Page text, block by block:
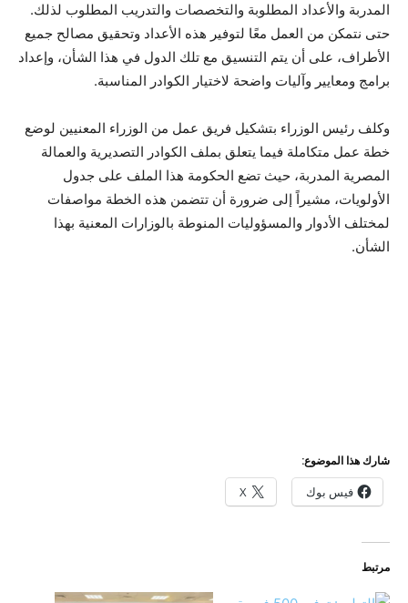
المدربة والأعداد المطلوبة والتخصصات والتدريب المطلوب لذلك.
حتى نتمكن من العمل معًا لتوفير هذه الأعداد وتحقيق مصالح جميع
الأطراف، على أن يتم التنسيق مع تلك الدول في هذا الشأن، وإعداد
برامج ومعايير وآليات واضحة لاختيار الكوادر المناسبة.
وكلف رئيس الوزراء بتشكيل فريق عمل من الوزراء المعنيين لوضع
خطة عمل متكاملة فيما يتعلق بملف الكوادر التصديرية والعمالة
المصرية المدربة، حيث تضع الحكومة هذا الملف على جدول
الأولويات، مشيراً إلى ضرورة أن تتضمن هذه الخطة مواصفات
لمختلف الأدوار والمسؤوليات المنوطة بالوزارات المعنية بهذا
الشأن.
شارك هذا الموضوع:
فيس بوك X
مرتبط